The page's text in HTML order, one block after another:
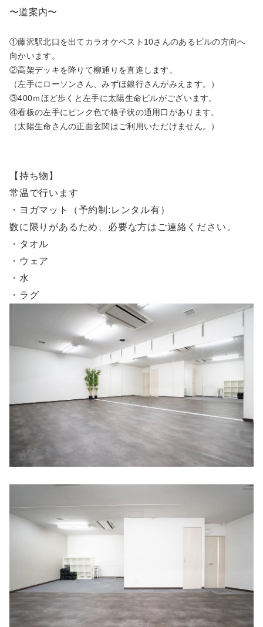
〜道案内〜
①藤沢駅北口を出てカラオケベスト10さんのあるビルの方向へ
向かいます。
②高架デッキを降りて柳通りを直進します。
（左手にローソンさん、みずほ銀行さんがみえます。）
③400ｍほど歩くと左手に太陽生命ビルがございます。
④看板の左手にピンク色で格子状の通用口があります。
（太陽生命さんの正面玄関はご利用いただけません。）
【持ち物】
常温で行います
・ヨガマット（予約制:レンタル有）
数に限りがあるため、必要な方はご連絡ください。
・タオル
・ウェア
・水
・ラグ